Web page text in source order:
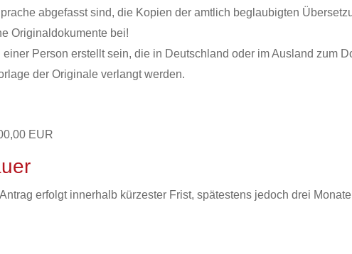
abgefasst sind, die Kopien der amtlich beglaubigten
Originaldokumente bei!
Person erstellt sein, die in Deutschland oder im Ausland zum
der Originale verlangt werden.
EUR
erfolgt innerhalb kürzester Frist, spätestens jedoch drei